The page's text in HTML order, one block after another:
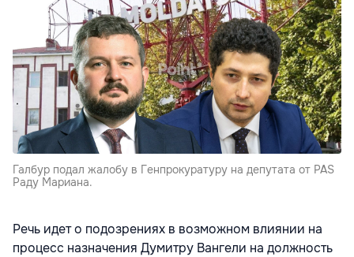
Галбур подал жалобу в Генпрокуратуру на депутата от PAS
Раду Мариана.
Речь идет о подозрениях в возможном влиянии на
процесс назначения Думитру Вангели на должность